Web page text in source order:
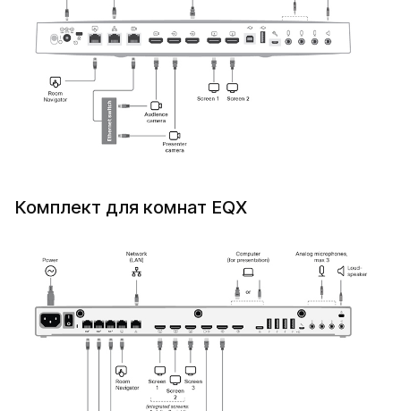
Комплект для комнат EQX